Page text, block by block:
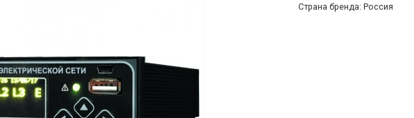
Страна бренда: Россия